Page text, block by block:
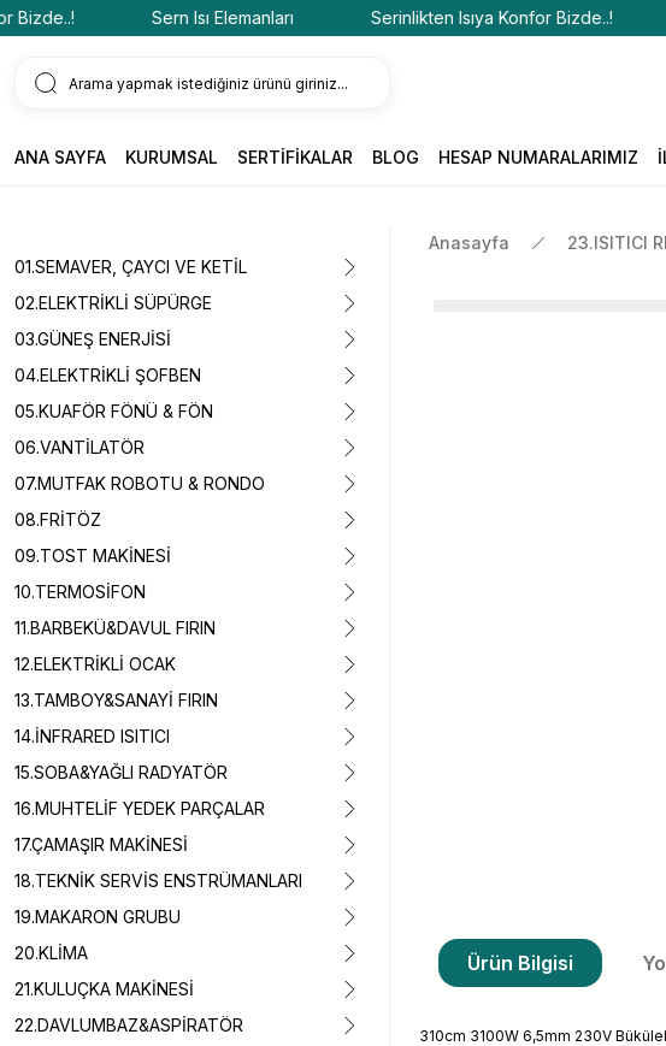
Sern Isı Elemanları Serinlikten Isıya Konfor Bizde..!
ANA SAYFA KURUMSAL SERTİFİKALAR BLOG HESAP NUMARALARIMIZ
01.SEMAVER, ÇAYCI VE KETİL
02.ELEKTRİKLİ SÜPÜRGE
03.GÜNEŞ ENERJİSİ
04.ELEKTRİKLİ ŞOFBEN
05.KUAFÖR FÖNÜ & FÖN
06.VANTİLATÖR
07.MUTFAK ROBOTU & RONDO
08.FRİTÖZ
09.TOST MAKİNESİ
10.TERMOSİFON
11.BARBEKÜ&DAVUL FIRIN
12.ELEKTRİKLİ OCAK
13.TAMBOY&SANAYİ FIRIN
14.İNFRARED ISITICI
15.SOBA&YAĞLI RADYATÖR
16.MUHTELİF YEDEK PARÇALAR
17.ÇAMAŞIR MAKİNESİ
18.TEKNİK SERVİS ENSTRÜMANLARI
19.MAKARON GRUBU
20.KLİMA
21.KULUÇKA MAKİNESİ
22.DAVLUMBAZ&ASPİRATÖR
Anasayfa 23.ISITICI
Ürün Bilgisi
310cm 3100W 6,5mm 230V